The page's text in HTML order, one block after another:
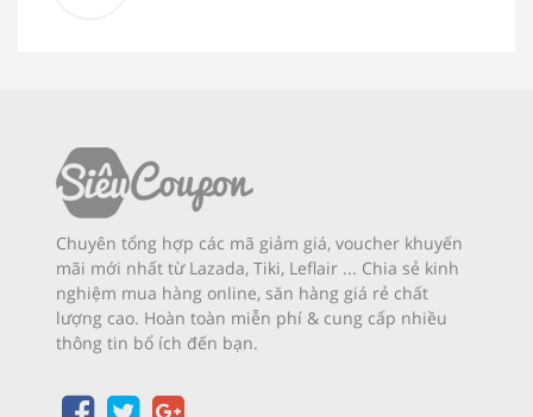
Chuyên tổng hợp các mã giảm giá, voucher khuyến
mãi mới nhất từ Lazada, Tiki, Leflair ... Chia sẻ kinh
nghiệm mua hàng online, săn hàng giá rẻ chất
lượng cao. Hoàn toàn miễn phí & cung cấp nhiều
thông tin bổ ích đến bạn.